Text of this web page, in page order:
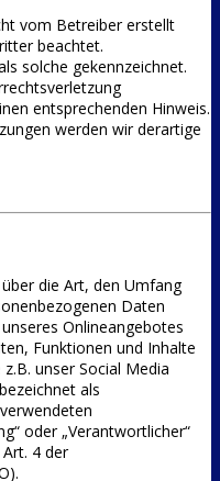
vom Betreiber erstellt
beachtet.
solche gekennzeichnet.
entsprechenden Hinweis.
werden wir derartige
die Art, den Umfang
Daten
Onlineangebotes
Funktionen und Inhalte
unser Social Media
als
oder „Verantwortlicher“
4 der